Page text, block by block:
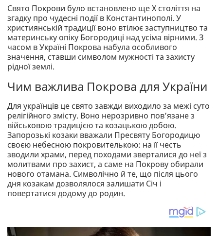
Свято Покрови було встановлено ще Х століття на
згадку про чудесні події в Константинополі. У
християнській традиції воно втілює заступництво та
материнську опіку Богородиці над усіма вірними. З
часом в Україні Покрова набула особливого
значення, ставши символом мужності та захисту
рідної землі.
Чим важлива Покрова для України
Для українців це свято завжди виходило за межі суто
релігійного змісту. Воно нерозривно пов’язане з
військовою традицією та козацькою добою.
Запорозькі козаки вважали Пресвяту Богородицю
своєю небесною покровителькою: на її честь
зводили храми, перед походами зверталися до неї з
молитвами про захист, а саме на Покрову обирали
нового отамана. Символічно й те, що після цього
дня козакам дозволялося залишати Січ і
повертатися додому до родин.